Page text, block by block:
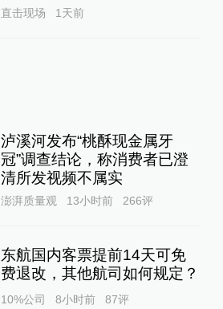
直击现场 1天前
泸溪河发布“桃酥现金属牙
冠”调查结论，称消费者已澄
清所发视频不属实
澎湃质量观 13小时前 266评
东航国内客票提前14天可免
费退改，其他航司如何规定？
10%公司 8小时前 87评